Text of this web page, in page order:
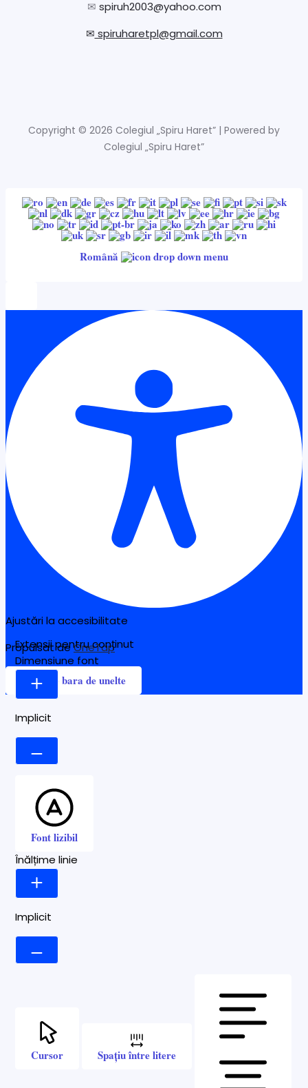
✉ spiruh2003@yahoo.com
✉ spiruharetpl@gmail.com
Copyright © 2026 Colegiul „Spiru Haret” | Powered by
Colegiul „Spiru Haret”
Română
Ajustări la accesibilitate
Propulsat deOneTap
Ascunde bara de unelte
Extensii pentru conținut
Dimensiune font
Implicit
Font lizibil
Înălțime linie
Implicit
Cursor Spațiu între litere